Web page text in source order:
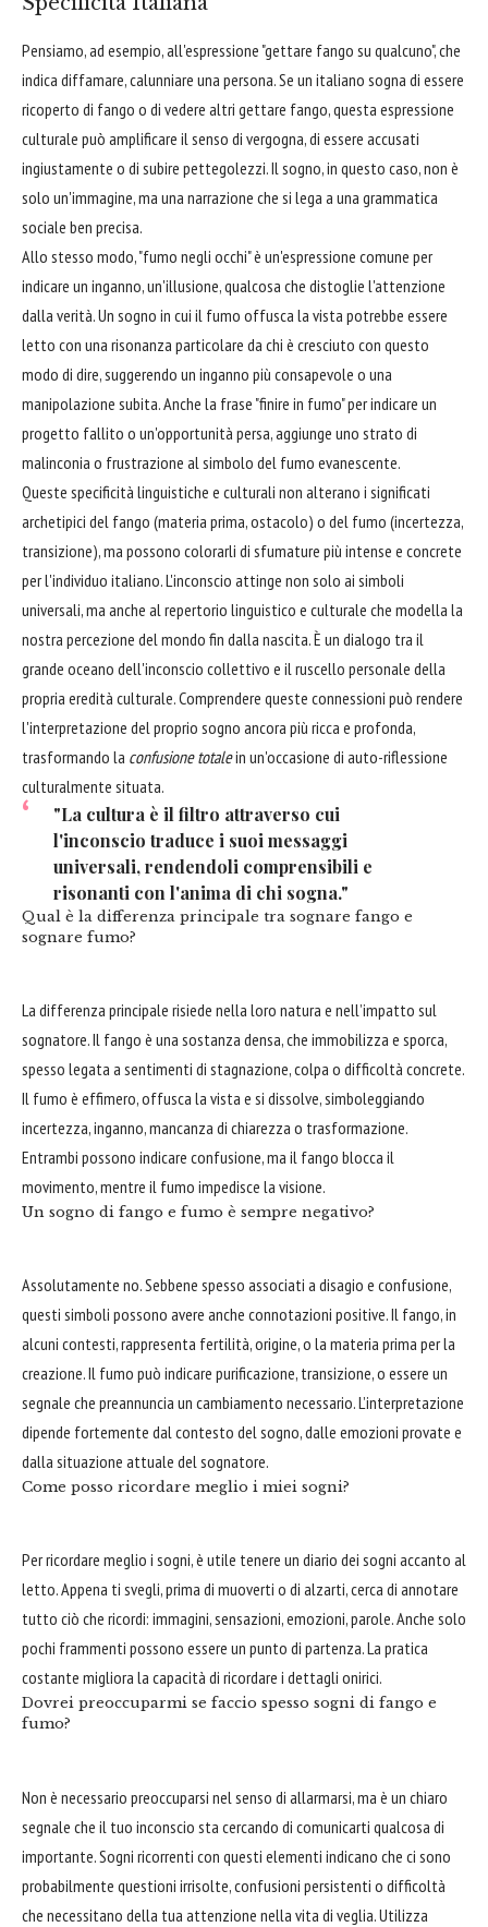
Pensiamo, ad esempio, all'espressione "gettare fango su qualcuno", che
indica diffamare, calunniare una persona. Se un italiano sogna di essere
ricoperto di fango o di vedere altri gettare fango, questa espressione
culturale può amplificare il senso di vergogna, di essere accusati
ingiustamente o di subire pettegolezzi. Il sogno, in questo caso, non è
solo un'immagine, ma una narrazione che si lega a una grammatica
sociale ben precisa.
Allo stesso modo, "fumo negli occhi" è un'espressione comune per
indicare un inganno, un'illusione, qualcosa che distoglie l'attenzione
dalla verità. Un sogno in cui il fumo offusca la vista potrebbe essere
letto con una risonanza particolare da chi è cresciuto con questo
modo di dire, suggerendo un inganno più consapevole o una
manipolazione subita. Anche la frase "finire in fumo" per indicare un
progetto fallito o un'opportunità persa, aggiunge uno strato di
malinconia o frustrazione al simbolo del fumo evanescente.
Queste specificità linguistiche e culturali non alterano i significati
archetipici del fango (materia prima, ostacolo) o del fumo (incertezza,
transizione), ma possono colorarli di sfumature più intense e concrete
per l'individuo italiano. L'inconscio attinge non solo ai simboli
universali, ma anche al repertorio linguistico e culturale che modella la
nostra percezione del mondo fin dalla nascita. È un dialogo tra il
grande oceano dell'inconscio collettivo e il ruscello personale della
propria eredità culturale. Comprendere queste connessioni può rendere
l'interpretazione del proprio sogno ancora più ricca e profonda,
trasformando la confusione totalein un'occasione di auto-riflessione
culturalmente situata.
"La cultura è il filtro attraverso cui
l'inconscio traduce i suoi messaggi
universali, rendendoli comprensibili e
risonanti con l'anima di chi sogna."
Qual è la differenza principale tra sognare fango e
sognare fumo?
La differenza principale risiede nella loro natura e nell’impatto sul
sognatore. Il fango è una sostanza densa, che immobilizza e sporca,
spesso legata a sentimenti di stagnazione, colpa o difficoltà concrete.
Il fumo è effimero, offusca la vista e si dissolve, simboleggiando
incertezza, inganno, mancanza di chiarezza o trasformazione.
Entrambi possono indicare confusione, ma il fango blocca il
movimento, mentre il fumo impedisce la visione.
Un sogno di fango e fumo è sempre negativo?
Assolutamente no. Sebbene spesso associati a disagio e confusione,
questi simboli possono avere anche connotazioni positive. Il fango, in
alcuni contesti, rappresenta fertilità, origine, o la materia prima per la
creazione. Il fumo può indicare purificazione, transizione, o essere un
segnale che preannuncia un cambiamento necessario. L’interpretazione
dipende fortemente dal contesto del sogno, dalle emozioni provate e
dalla situazione attuale del sognatore.
Come posso ricordare meglio i miei sogni?
Per ricordare meglio i sogni, è utile tenere un diario dei sogni accanto al
letto. Appena ti svegli, prima di muoverti o di alzarti, cerca di annotare
tutto ciò che ricordi: immagini, sensazioni, emozioni, parole. Anche solo
pochi frammenti possono essere un punto di partenza. La pratica
costante migliora la capacità di ricordare i dettagli onirici.
Dovrei preoccuparmi se faccio spesso sogni di fango e
fumo?
Non è necessario preoccuparsi nel senso di allarmarsi, ma è un chiaro
segnale che il tuo inconscio sta cercando di comunicarti qualcosa di
importante. Sogni ricorrenti con questi elementi indicano che ci sono
probabilmente questioni irrisolte, confusioni persistenti o difficoltà
che necessitano della tua attenzione nella vita di veglia. Utilizza